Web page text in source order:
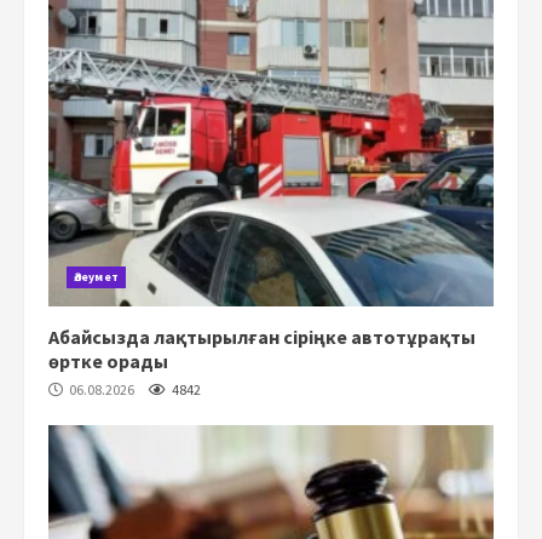
Әлеумет
Абайсызда лақтырылған сіріңке автотұрақты
өртке орады
06.08.2026 4842